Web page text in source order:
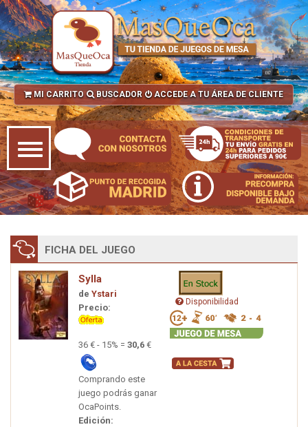
MI CARRITO BUSCADOR ACCEDE A TU ÁREA DE CLIENTE
FICHA DEL JUEGO
Sylla
de Ystari
Precio:
36 € - 15% = 30,6 €
Comprando este
juego podrás ganar
OcaPoints.
Edición:
Disponibilidad